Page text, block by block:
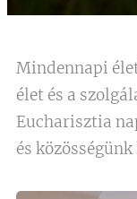
Mindennapi
élet és a
Eucharisztia
és